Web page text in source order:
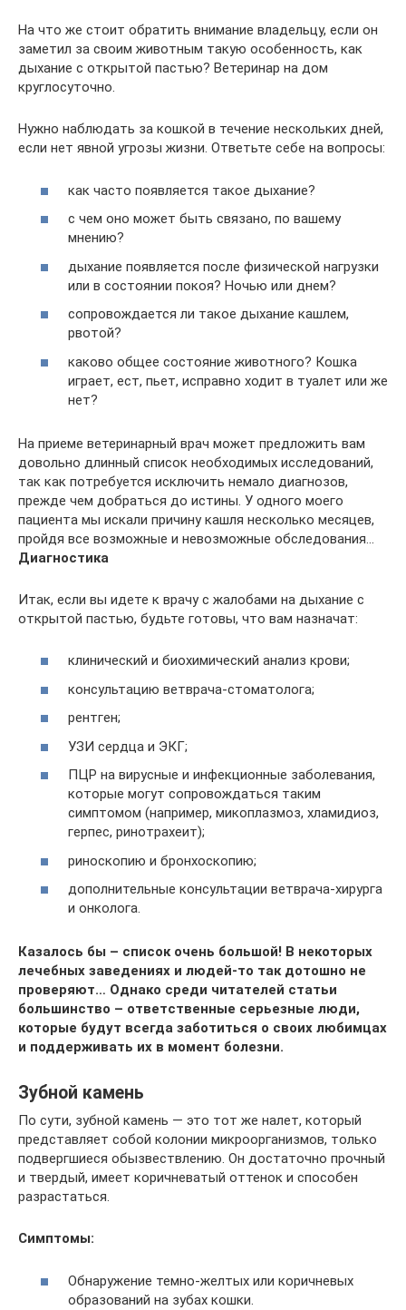
На что же стоит обратить внимание владельцу, если он
заметил за своим животным такую особенность, как
дыхание с открытой пастью? Ветеринар на дом
круглосуточно.
Нужно наблюдать за кошкой в течение нескольких дней,
если нет явной угрозы жизни. Ответьте себе на вопросы:
как часто появляется такое дыхание?
с чем оно может быть связано, по вашему
мнению?
дыхание появляется после физической нагрузки
или в состоянии покоя? Ночью или днем?
сопровождается ли такое дыхание кашлем,
рвотой?
каково общее состояние животного? Кошка
играет, ест, пьет, исправно ходит в туалет или же
нет?
На приеме ветеринарный врач может предложить вам
довольно длинный список необходимых исследований,
так как потребуется исключить немало диагнозов,
прежде чем добраться до истины. У одного моего
пациента мы искали причину кашля несколько месяцев,
пройдя все возможные и невозможные обследования…
Диагностика
Итак, если вы идете к врачу с жалобами на дыхание с
открытой пастью, будьте готовы, что вам назначат:
клинический и биохимический анализ крови;
консультацию ветврача-стоматолога;
рентген;
УЗИ сердца и ЭКГ;
ПЦР на вирусные и инфекционные заболевания,
которые могут сопровождаться таким
симптомом (например, микоплазмоз, хламидиоз,
герпес, ринотрахеит);
риноскопию и бронхоскопию;
дополнительные консультации ветврача-хирурга
и онколога.
Казалось бы – список очень большой! В некоторых
лечебных заведениях и людей-то так дотошно не
проверяют… Однако среди читателей статьи
большинство – ответственные серьезные люди,
которые будут всегда заботиться о своих любимцах
и поддерживать их в момент болезни.
Зубной камень
По сути, зубной камень — это тот же налет, который
представляет собой колонии микроорганизмов, только
подвергшиеся обызвествлению. Он достаточно прочный
и твердый, имеет коричневатый оттенок и способен
разрастаться.
Симптомы:
Обнаружение темно-желтых или коричневых
образований на зубах кошки.